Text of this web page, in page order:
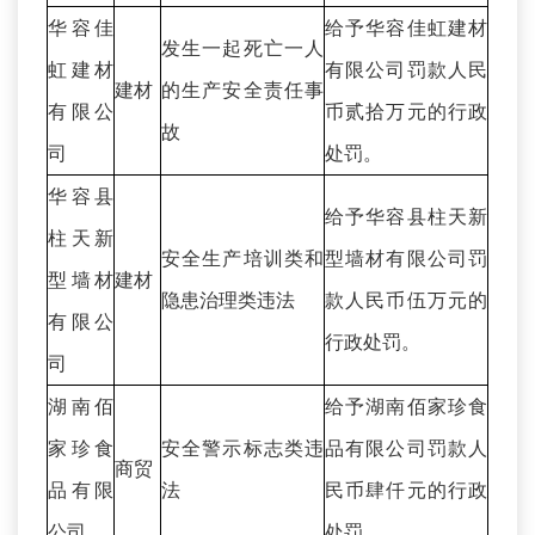
华容佳
虹建材
有限公
司
建材
发生一起死亡一人
的生产安全责任事
故
给予华容佳虹建材
有限公司罚款人民
币贰拾万元的行政
处罚。
华容县
柱天新
型墙材
有限公
司
建材
安全生产培训类和
隐患治理类违法
给予华容县柱天新
型墙材有限公司罚
款人民币伍万元的
行政处罚。
湖南佰
家珍食
品有限
商贸
安全警示标志类违
法
给予湖南佰家珍食
品有限公司罚款人
民币肆仟元的行政